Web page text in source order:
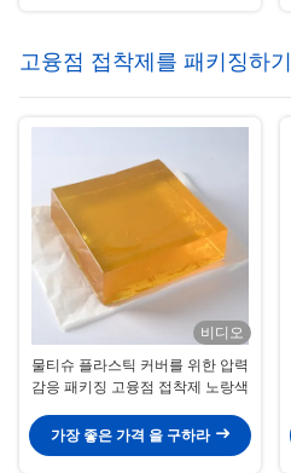
고융점 접착제를 패키징하기
비디오
물티슈 플라스틱 커버를 위한 압력
감응 패키징 고융점 접착제 노랑색
가장 좋은 가격 을 구하라